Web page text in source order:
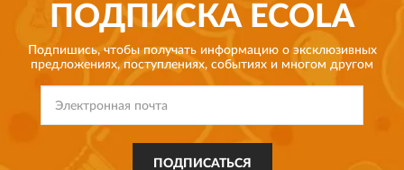
ПОДПИСКА ECOLA
Подпишись, чтобы получать информацию о эксклюзивных
предложениях, поступлениях, событиях и многом другом
ПОДПИСАТЬСЯ